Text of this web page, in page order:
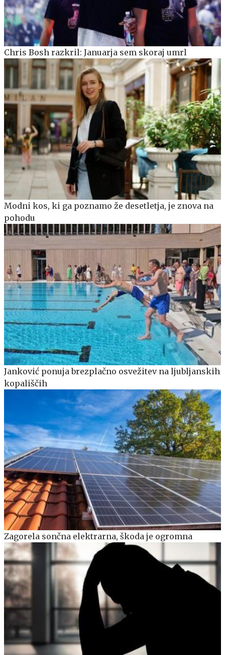
Chris Bosh razkril: Januarja sem skoraj umrl
Modni kos, ki ga poznamo že desetletja, je znova na
pohodu
Janković ponuja brezplačno osvežitev na ljubljanskih
kopališčih
Zagorela sončna elektrarna, škoda je ogromna